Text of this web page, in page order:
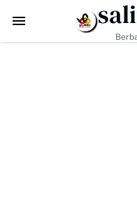
TMMD ke-129 Tak Hanya